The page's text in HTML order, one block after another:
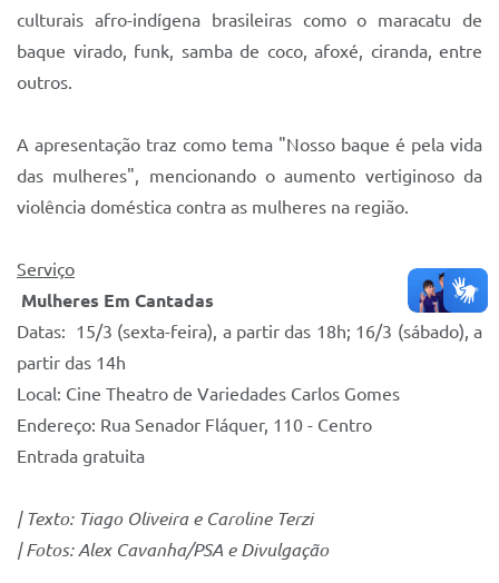
culturais afro-indígena brasileiras como o maracatu de
baque virado, funk, samba de coco, afoxé, ciranda, entre
outros.
A apresentação traz como tema "Nosso baque é pela vida
das mulheres", mencionando o aumento vertiginoso da
violência doméstica contra as mulheres na região.
Serviço
Mulheres Em Cantadas
Datas: 15/3 (sexta-feira), a partir das 18h; 16/3 (sábado), a
partir das 14h
Local: Cine Theatro de Variedades Carlos Gomes
Endereço: Rua Senador Fláquer, 110 - Centro
Entrada gratuita
| Texto: Tiago Oliveira e Caroline Terzi
| Fotos: Alex Cavanha/PSA e Divulgação